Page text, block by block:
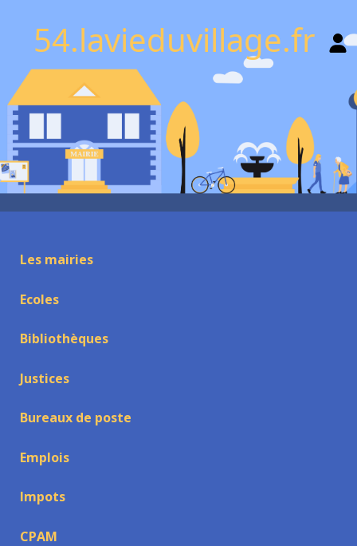
54.lavieduvillage.fr
Les mairies
Ecoles
Bibliothèques
Justices
Bureaux de poste
Emplois
Impots
CPAM